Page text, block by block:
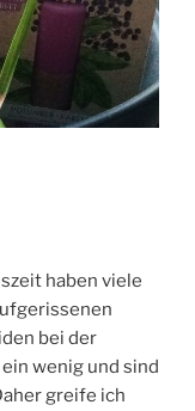
haben viele
bei der
wenig und sind
greife ich